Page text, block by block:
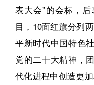
表大会”的会标，
目，10面红旗分列
平新时代中国特色
党的二十大精神，
代化进程中创造更